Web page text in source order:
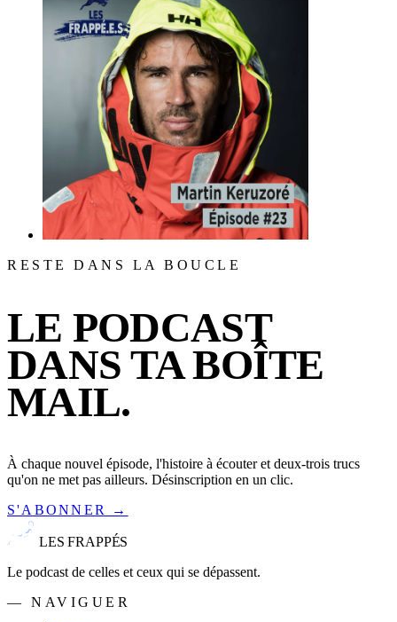
RESTE DANS LA BOUCLE
LE PODCAST
DANS TA BOÎTE
MAIL.
À chaque nouvel épisode, l'histoire à écouter et deux-trois trucs
qu'on ne met pas ailleurs. Désinscription en un clic.
S'ABONNER →
LES FRAPPÉS
Le podcast de celles et ceux qui se dépassent.
— NAVIGUER